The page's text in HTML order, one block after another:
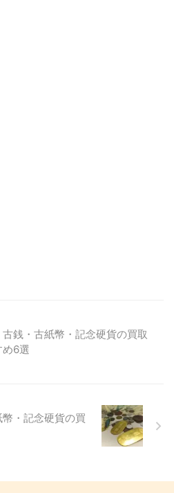
古銭・古紙幣・記念硬貨の買取
め6選
幣・記念硬貨の買